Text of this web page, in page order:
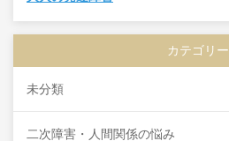
カテゴリー
未分類
二次障害・人間関係の悩み